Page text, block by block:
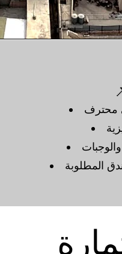
محترف
المطلوبة